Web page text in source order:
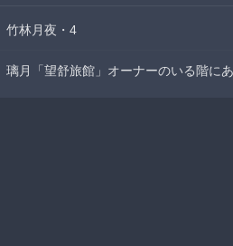
竹林月夜・4
璃月「望舒旅館」オーナーのいる階に